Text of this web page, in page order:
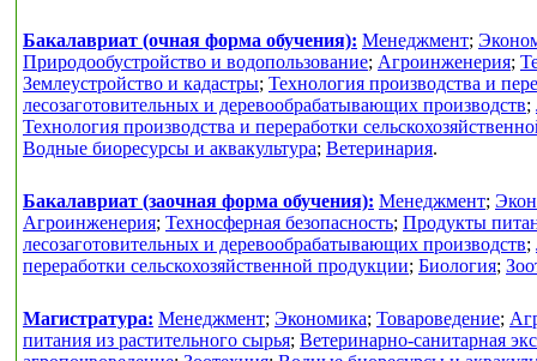
Бакалавриат (очная форма обучения): Менеджмент;
Природообустройство и водопользование; Агроинженерия;
Землеустройство и кадастры; Технология производства и
лесозаготовительных и деревообрабатывающих производств;
Технология производства и переработки
Водные биоресурсы и аквакультура; Ветеринария.
Бакалавриат (заочная форма обучения): Менеджмент;
Агроинженерия; Техносферная безопасность; Продукты
лесозаготовительных и деревообрабатывающих производств;
переработки сельскохозяйственной продукции; Биология;
Магистратура: Менеджмент; Экономика; Товароведение;
питания из растительного сырья; Ветеринарно-санитарная